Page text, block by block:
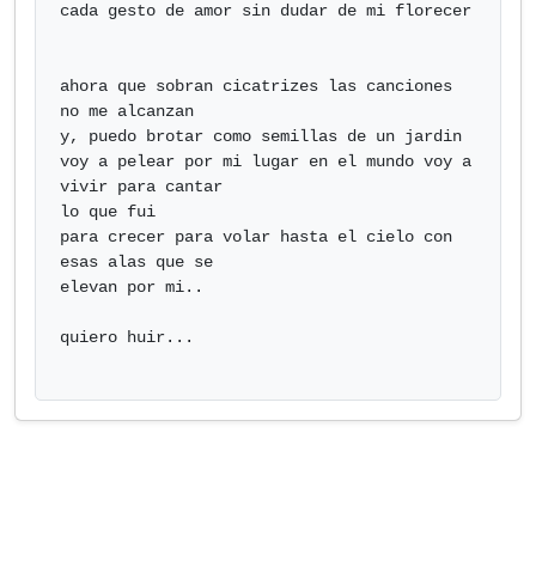
cada gesto de amor sin dudar de mi florecer
ahora que sobran cicatrizes las canciones
no me alcanzan
y, puedo brotar como semillas de un jardin
voy a pelear por mi lugar en el mundo voy a
vivir para cantar
lo que fui
para crecer para volar hasta el cielo con
esas alas que se
elevan por mi..
quiero huir...